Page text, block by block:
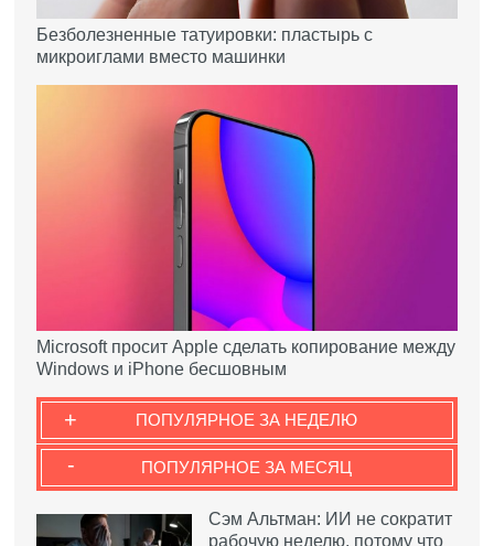
Безболезненные татуировки: пластырь с
микроиглами вместо машинки
Microsoft просит Apple сделать копирование между
Windows и iPhone бесшовным
ПОПУЛЯРНОЕ ЗА НЕДЕЛЮ
+
ПОПУЛЯРНОЕ ЗА МЕСЯЦ
-
Сэм Альтман: ИИ не сократит
рабочую неделю, потому что